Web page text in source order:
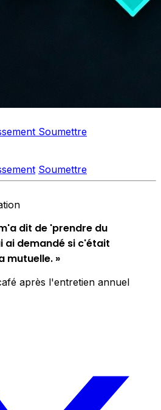
Soumettre
Soumettre
dit de 'prendre du
ai demandé si c'était
mutuelle. »
après l'entretien annuel